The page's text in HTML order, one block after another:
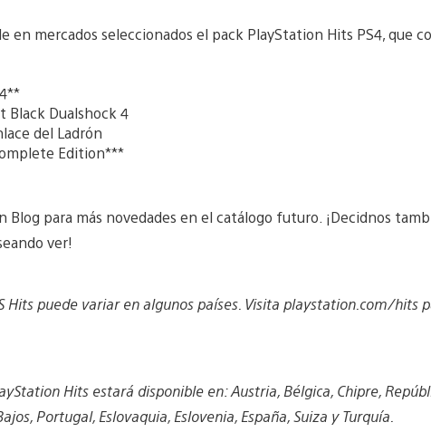
en mercados seleccionados el pack PlayStation Hits PS4, que
Black Dualshock 4
del Ladrón
Edition***
para más novedades en el catálogo futuro. ¡Decidnos
ver!
Hits puede variar en algunos países. Visita playstation.com/hits
Hits estará disponible en: Austria, Bélgica, Chipre,
Portugal, Eslovaquia, Eslovenia, España, Suiza y Turquía.